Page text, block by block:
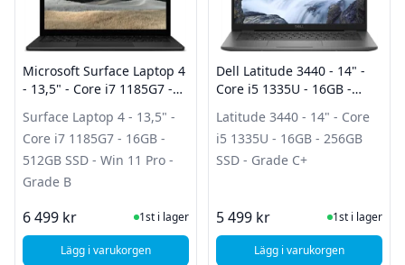
Microsoft Surface Laptop 4
- 13,5" - Core i7 1185G7 -
Pro - Grade B
Surface Laptop 4 - 13,5" -
Core i7 1185G7 - 16GB -
512GB SSD - Win 11 Pro -
Grade B
6 499 kr I Lager
1st i lager
Lägg i varukorgen, Microsoft Surface Laptop 4 - 13,5" - Core i7 1185G7 -
Dell Latitude 3440 - 14" -
Core i5 1335U - 16GB -
Latitude 3440 - 14" - Core
i5 1335U - 16GB - 256GB
SSD - Grade C+
5 499 kr I Lager
1st i lager
Lägg i varukorgen, Dell Latitude 3440 -